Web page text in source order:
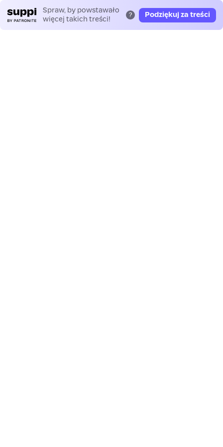
Spraw, by powstawało
więcej takich treści!
? Podziękuj za treści